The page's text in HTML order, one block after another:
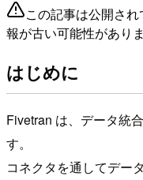
この記事は公開さ
報が古い可能性があり
はじめに
Fivetran は、データ統
す。
コネクタを通してデー